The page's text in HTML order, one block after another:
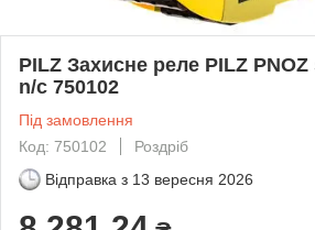
PILZ Захисне реле PILZ
n/c 750102
Під замовлення
Код: 750102
Роздріб
Відправка з 13 вересня 2026